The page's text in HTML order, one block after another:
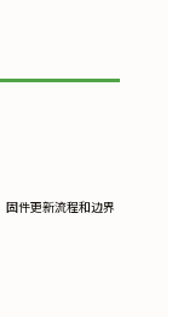
固件更新流程和边界